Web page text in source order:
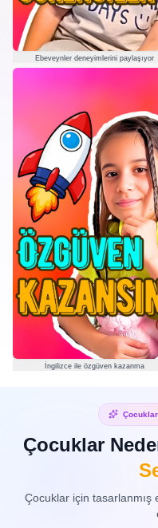
Ebeveynler deneyimlerini paylaşıyor
İngilizce ile özgüven kazanma
Çocuklar
Çocuklar için tasarlanmış